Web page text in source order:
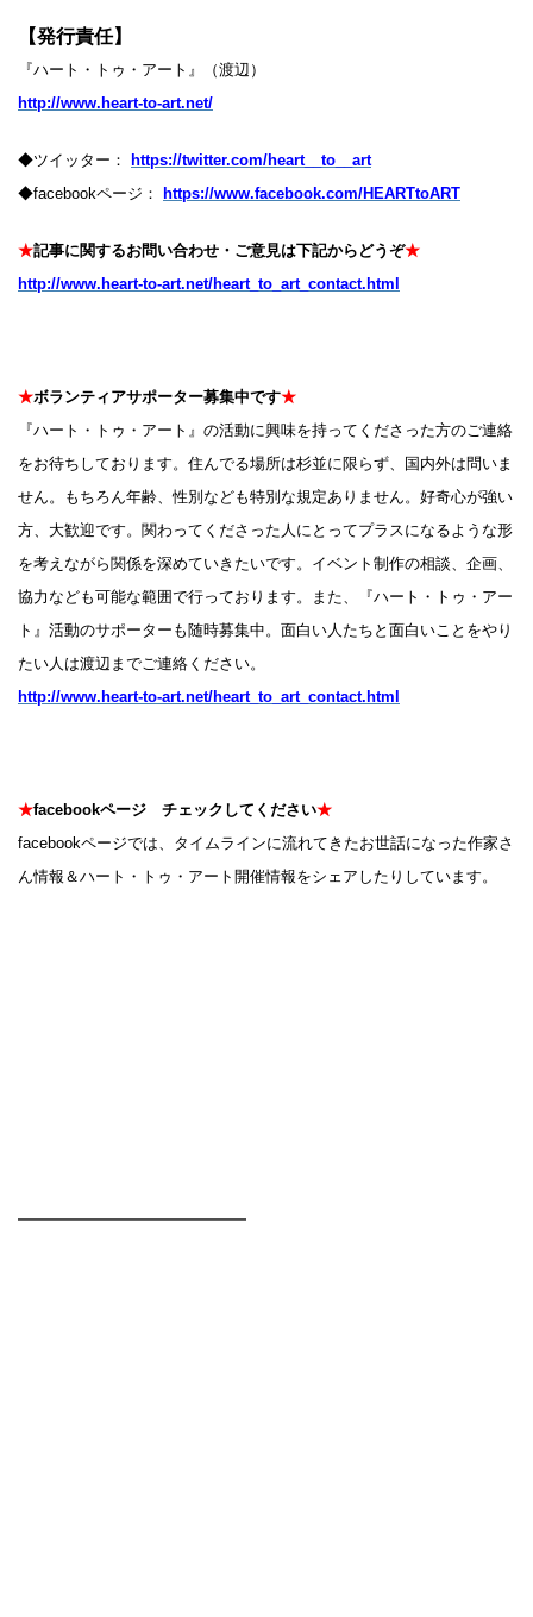
【発行責任】
『ハート・トゥ・アート』（渡辺）
http://www.heart-to-art.net/
◆ツイッター： https://twitter.com/heart__to__art
◆facebookページ： https://www.facebook.com/HEARTtoART
★記事に関するお問い合わせ・ご意見は下記からどうぞ★
http://www.heart-to-art.net/heart_to_art_contact.html
★ボランティアサポーター募集中です★
『ハート・トゥ・アート』の活動に興味を持ってくださった方のご連絡
をお待ちしております。住んでる場所は杉並に限らず、国内外は問いま
せん。もちろん年齢、性別なども特別な規定ありません。好奇心が強い
方、大歓迎です。関わってくださった人にとってプラスになるような形
を考えながら関係を深めていきたいです。イベント制作の相談、企画、
協力なども可能な範囲で行っております。また、『ハート・トゥ・アー
ト』活動のサポーターも随時募集中。面白い人たちと面白いことをやり
たい人は渡辺までご連絡ください。
http://www.heart-to-art.net/heart_to_art_contact.html
★facebookページ チェックしてください★
facebookページでは、タイムラインに流れてきたお世話になった作家さ
ん情報＆ハート・トゥ・アート開催情報をシェアしたりしています。
━━━━━━━━━━━━